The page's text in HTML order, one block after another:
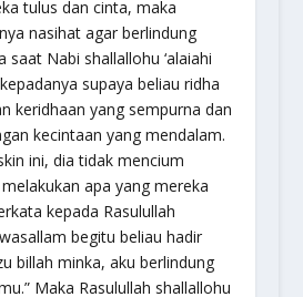
tulus dan cinta, maka
nasihat agar berlindung
saat Nabi shallallohu ‘alaiahi
supaya beliau ridha
keridhaan yang sempurna dan
kecintaan yang mendalam.
ini, dia tidak mencium
apa yang mereka
kepada Rasulullah
begitu beliau hadir
billah minka, aku berlindung
Maka Rasulullah shallallohu